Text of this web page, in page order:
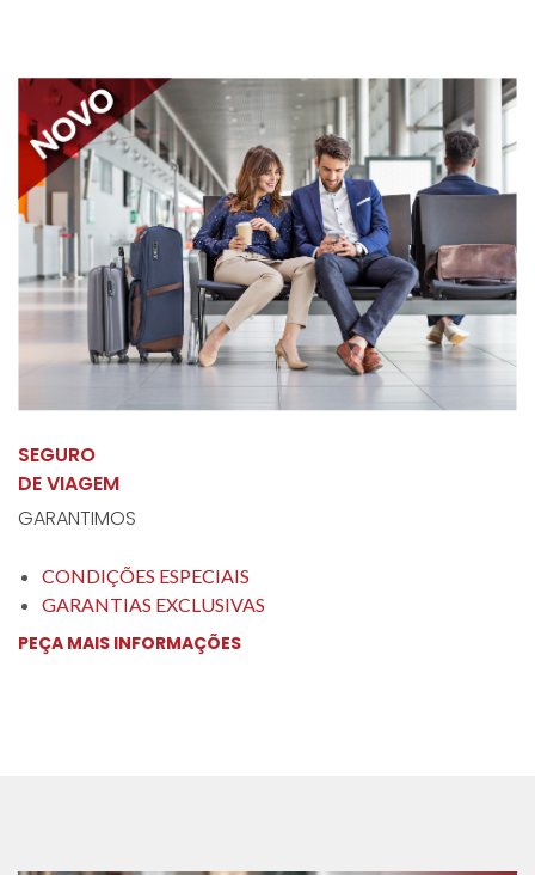
SEGURO
DE VIAGEM
GARANTIMOS
CONDIÇÕES ESPECIAIS
GARANTIAS EXCLUSIVAS
PEÇA MAIS INFORMAÇÕES